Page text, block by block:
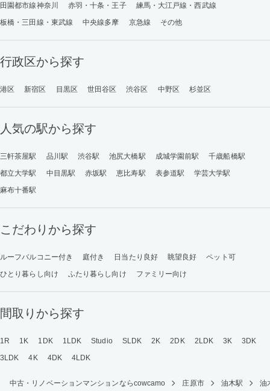
田園都市線神奈川
赤羽・十条・王子
練馬・大江戸線・西武線
板橋・三田線・東武線
中央線多摩 京急線 その他
行政区から探す
港区 新宿区 目黒区 世田谷区 渋谷区 中野区 杉並区
人気の駅から探す
三軒茶屋駅 品川駅 渋谷駅 池尻大橋駅 成城学園前駅
千歳船橋駅
都立大学駅
中目黒駅 赤坂駅 恵比寿駅 表参道駅
学芸大学駅
麻布十番駅
こだわりから探す
ルーフバルコニー付き 庭付き 日当たり良好 眺望良好
ペット可
ひとり暮らし向け
ふたり暮らし向け ファミリー向け
間取りから探す
1R 1K 1DK 1LDK Studio SLDK 2K 2DK 2LDK 3K
3DK
3LDK
4K 4DK 4LDK
中古・リノベーションマンションならcowcamo 庄原市 油木駅 油